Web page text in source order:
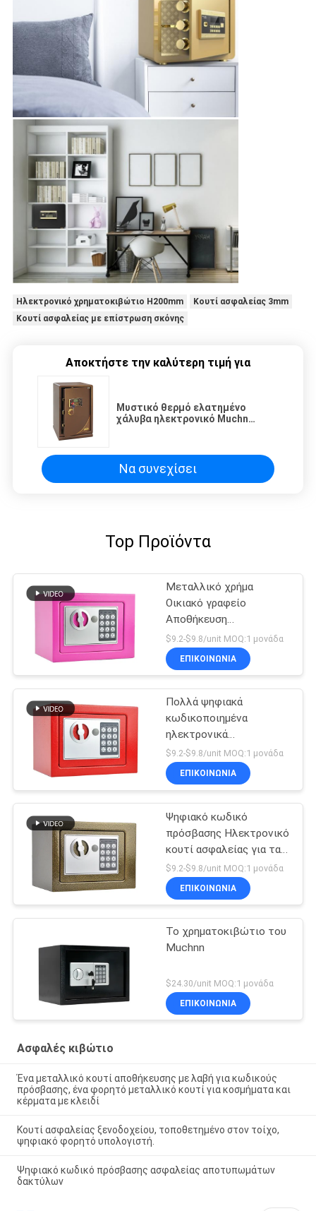
Ηλεκτρονικό χρηματοκιβώτιο H200mm
Κουτί ασφαλείας 3mm
Κουτί ασφαλείας με επίστρωση σκόνης
Αποκτήστε την καλύτερη τιμή για
Μυστικό θερμό ελατημένο
χάλυβα ηλεκτρονικό Muchn
Να συνεχίσει
Top Προϊόντα
Μεταλλικό χρήμα
Οικιακό γραφείο
Αποθήκευση
χρηματοκιβώτιο
$9.2-$9.8/unit MOQ:1 μονάδα
ΕΠΙΚΟΙΝΩΝΊΑ
Πολλά ψηφιακά
κωδικοποιημένα
ηλεκτρονικά
χρηματοκιβώτια
$9.2-$9.8/unit MOQ:1 μονάδα
ΕΠΙΚΟΙΝΩΝΊΑ
Ψηφιακό κωδικό
πρόσβασης Ηλεκτρονικό
κουτί ασφαλείας για τα
έγγραφα μετρητών
$9.2-$9.8/unit MOQ:1 μονάδα
ΕΠΙΚΟΙΝΩΝΊΑ
Το χρηματοκιβώτιο του
Muchnn
$24.30/unit MOQ:1 μονάδα
ΕΠΙΚΟΙΝΩΝΊΑ
Ασφαλές κιβώτιο
Ένα μεταλλικό κουτί αποθήκευσης με λαβή για κωδικούς
πρόσβασης, ένα φορητό μεταλλικό κουτί για κοσμήματα και
κέρματα με κλειδί
Κουτί ασφαλείας ξενοδοχείου, τοποθετημένο στον τοίχο,
ψηφιακό φορητό υπολογιστή.
Ψηφιακό κωδικό πρόσβασης ασφαλείας αποτυπωμάτων
δακτύλων